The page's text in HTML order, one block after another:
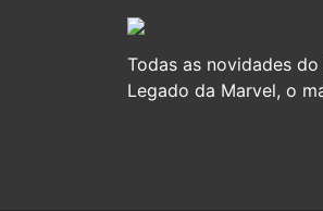
Todas as novidades
Legado da Marvel, o